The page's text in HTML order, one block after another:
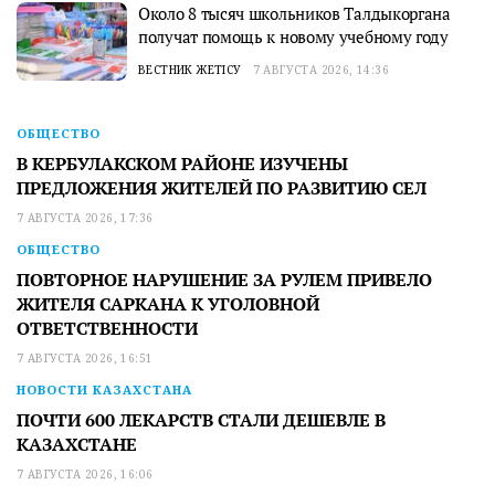
Около 8 тысяч школьников Талдыкоргана
получат помощь к новому учебному году
ВЕСТНИК ЖЕТІСУ 7 АВГУСТА 2026, 14:36
ОБЩЕСТВО
В КЕРБУЛАКСКОМ РАЙОНЕ ИЗУЧЕНЫ
ПРЕДЛОЖЕНИЯ ЖИТЕЛЕЙ ПО РАЗВИТИЮ СЕЛ
7 АВГУСТА 2026, 17:36
ОБЩЕСТВО
ПОВТОРНОЕ НАРУШЕНИЕ ЗА РУЛЕМ ПРИВЕЛО
ЖИТЕЛЯ САРКАНА К УГОЛОВНОЙ
ОТВЕТСТВЕННОСТИ
7 АВГУСТА 2026, 16:51
НОВОСТИ КАЗАХСТАНА
ПОЧТИ 600 ЛЕКАРСТВ СТАЛИ ДЕШЕВЛЕ В
КАЗАХСТАНЕ
7 АВГУСТА 2026, 16:06